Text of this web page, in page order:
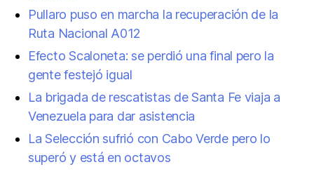
Pullaro puso en marcha la recuperación de la
Ruta Nacional A012
Efecto Scaloneta: se perdió una final pero la
gente festejó igual
La brigada de rescatistas de Santa Fe viaja a
Venezuela para dar asistencia
La Selección sufrió con Cabo Verde pero lo
superó y está en octavos